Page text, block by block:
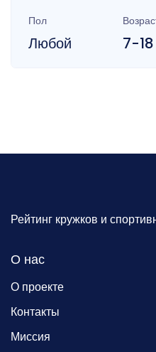
Пол
Любой 7-18
Рейтинг кружков и
О нас
О проекте
Контакты
Миссия